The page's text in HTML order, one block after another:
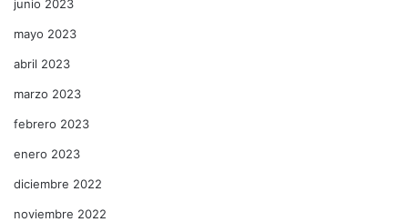
junio 2023
mayo 2023
abril 2023
marzo 2023
febrero 2023
enero 2023
diciembre 2022
noviembre 2022